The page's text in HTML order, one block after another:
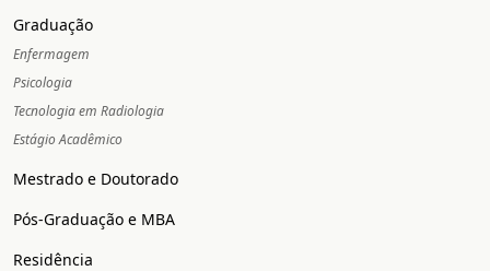
Graduação
Enfermagem
Psicologia
Tecnologia em Radiologia
Estágio Acadêmico
Mestrado e Doutorado
Pós-Graduação e MBA
Residência